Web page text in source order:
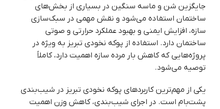
جایگزین شن و ماسه سنگین در بسیاری از بخش‌های
ساختمان استفاده می‌شود و نقش مهمی در سبک‌سازی
سازه، افزایش ایمنی و بهبود عملکرد حرارتی و صوتی
ساختمان دارد. استفاده از پوکه نخودی تبریز به ویژه در
پروژه‌هایی که کاهش بار مرده سازه اهمیت دارد، کاملاً
توصیه می‌شود.
یکی از مهم‌ترین کاربردهای پوکه نخودی تبریز در شیب‌بندی
پشت‌بام است. در اجرای شیب‌بندی، کاهش وزن اهمیت